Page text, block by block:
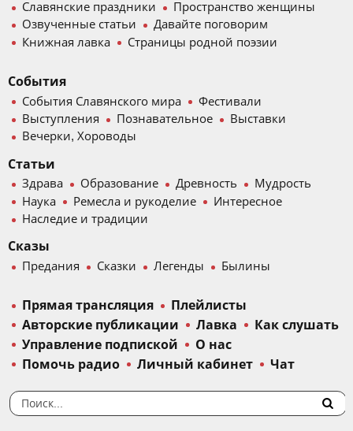
Славянские праздники
Пространство женщины
Озвученные статьи
Давайте поговорим
Книжная лавка
Страницы родной поэзии
События
События Славянского мира
Фестивали
Выступления
Познавательное
Выставки
Вечерки, Хороводы
Статьи
Здрава Образование Древность
Мудрость
Наука
Ремесла и рукоделие
Интересное
Наследие и традиции
Сказы
Предания Сказки Легенды Былины
Прямая трансляция
Плейлисты
Авторские публикации
Лавка
Как слушать
Управление подпиской
О нас
Помочь радио
Личный кабинет Чат